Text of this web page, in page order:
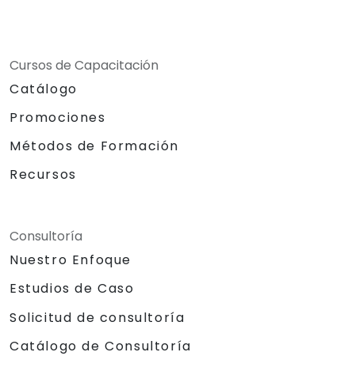
Cursos de Capacitación
Catálogo
Promociones
Métodos de Formación
Recursos
Consultoría
Nuestro Enfoque
Estudios de Caso
Solicitud de consultoría
Catálogo de Consultoría